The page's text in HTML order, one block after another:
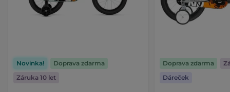
Novinka!
Doprava zdarma
Záruka 10 let
Doprava zdarma
Dáreček